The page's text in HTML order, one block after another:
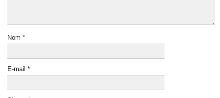
Nom *
E-mail *